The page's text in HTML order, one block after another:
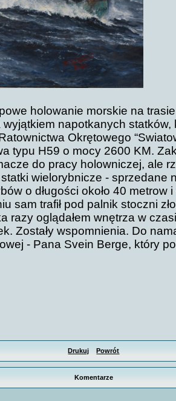
holowanie morskie na
napotkanych
Okrętowego
typu H59 o mocy 2600 KM.
do pracy holowniczej, ale
wielorybnicze - sprzedane
o długości około 40
sam trafił pod palnik stoczni
razy oglądałem wnętrza w
Zostały wspomnienia. Do
- Pana Svein Berge, który
Drukuj Powrót
Komentarze